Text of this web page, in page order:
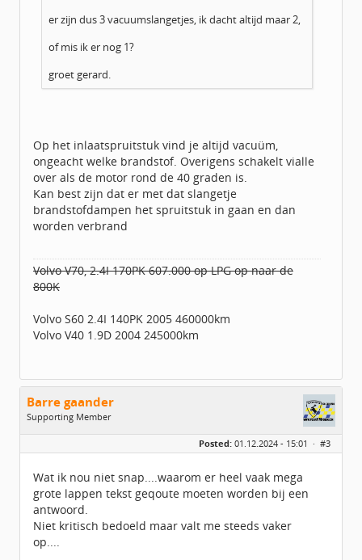
er zijn dus 3 vacuumslangetjes, ik dacht altijd maar 2,
of mis ik er nog 1?
groet gerard.
Op het inlaatspruitstuk vind je altijd vacuüm,
ongeacht welke brandstof. Overigens schakelt vialle
over als de motor rond de 40 graden is.
Kan best zijn dat er met dat slangetje
brandstofdampen het spruitstuk in gaan en dan
worden verbrand
Volvo V70, 2.4I 170PK 607.000 op LPG op naar de
800K
Volvo S60 2.4I 140PK 2005 460000km
Volvo V40 1.9D 2004 245000km
Barre gaander
Supporting Member
Geslacht:
Berichten:
1865
Posted: 01.12.2024 - 15:01 · #3
Wat ik nou niet snap....waarom er heel vaak mega
grote lappen tekst geqoute moeten worden bij een
antwoord.
Niet kritisch bedoeld maar valt me steeds vaker
op....